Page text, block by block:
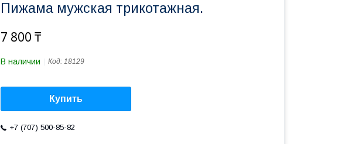
Пижама мужская трикотажная.
7 800 ₸
В наличии Код: 18129
Купить
+7 (707) 500-85-82